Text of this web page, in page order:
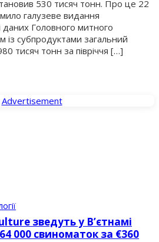
530 тисяч тонн. Про це 22
галузеве видання
Головного митного
із субпродуктами загальний
тисяч тонн за півріччя […]
зведуть у В’єтнамі
000 свиноматок за €360